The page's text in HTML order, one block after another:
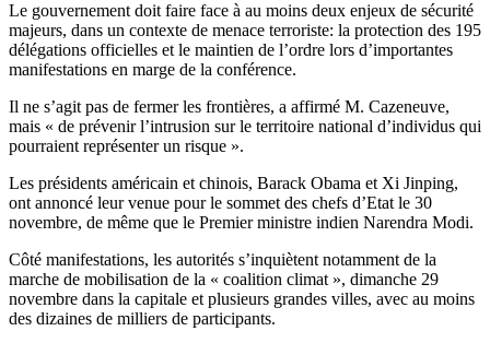
Le gouvernement doit faire face à au moins deux enjeux de sécurité
majeurs, dans un contexte de menace terroriste: la protection des 195
délégations officielles et le maintien de l’ordre lors d’importantes
manifestations en marge de la conférence.
Il ne s’agit pas de fermer les frontières, a affirmé M. Cazeneuve,
mais « de prévenir l’intrusion sur le territoire national d’individus qui
pourraient représenter un risque ».
Les présidents américain et chinois, Barack Obama et Xi Jinping,
ont annoncé leur venue pour le sommet des chefs d’Etat le 30
novembre, de même que le Premier ministre indien Narendra Modi.
Côté manifestations, les autorités s’inquiètent notamment de la
marche de mobilisation de la « coalition climat », dimanche 29
novembre dans la capitale et plusieurs grandes villes, avec au moins
des dizaines de milliers de participants.